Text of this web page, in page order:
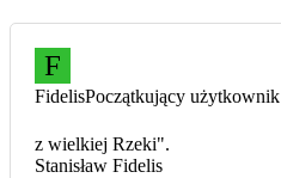
F
FidelisPoczątkujący użytkownik
z wielkiej Rzeki".
Stanisław Fidelis